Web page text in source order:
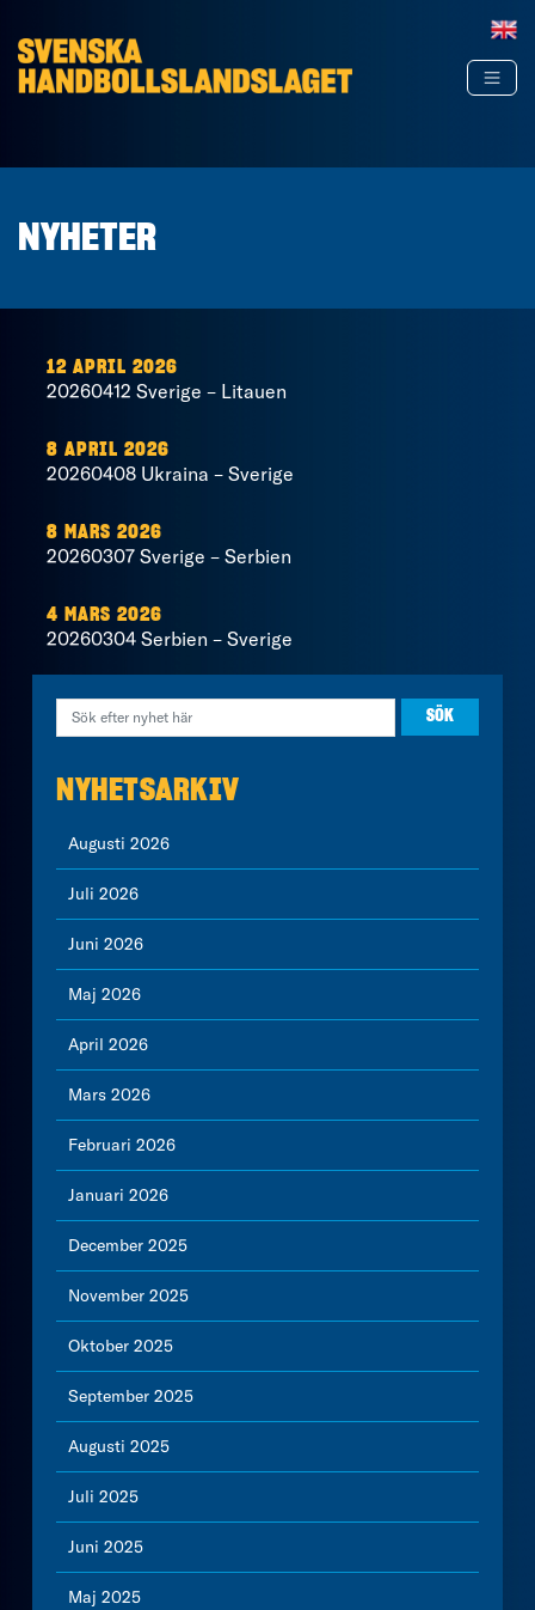
NYHETER
12 APRIL 2026
20260412 Sverige – Litauen
8 APRIL 2026
20260408 Ukraina – Sverige
8 MARS 2026
20260307 Sverige – Serbien
4 MARS 2026
20260304 Serbien – Sverige
NYHETSARKIV
Augusti 2026
Juli 2026
Juni 2026
Maj 2026
April 2026
Mars 2026
Februari 2026
Januari 2026
December 2025
November 2025
Oktober 2025
September 2025
Augusti 2025
Juli 2025
Juni 2025
Maj 2025